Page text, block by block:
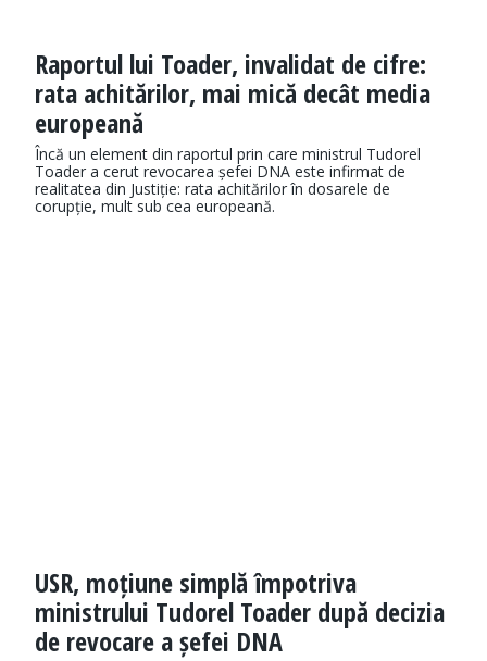
Raportul lui Toader, invalidat de cifre:
rata achitărilor, mai mică decât media
europeană
Încă un element din raportul prin care ministrul Tudorel
Toader a cerut revocarea șefei DNA este infirmat de
realitatea din Justiție: rata achitărilor în dosarele de
corupție, mult sub cea europeană.
USR, moțiune simplă împotriva
ministrului Tudorel Toader după decizia
de revocare a șefei DNA